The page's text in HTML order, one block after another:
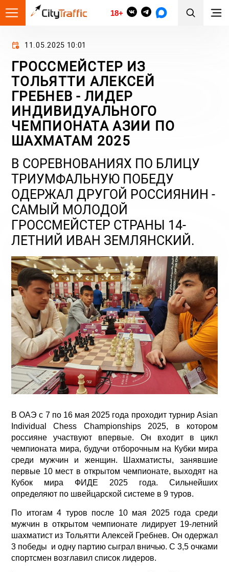
18+
11.05.2025 10:01
ГРОССМЕЙСТЕР ИЗ
ТОЛЬЯТТИ АЛЕКСЕЙ
ГРЕБНЕВ - ЛИДЕР
ИНДИВИДУАЛЬНОГО
ЧЕМПИОНАТА АЗИИ ПО
ШАХМАТАМ 2025
В СОРЕВНОВАНИЯХ ПО БЛИЦУ
ТРИУМФАЛЬНУЮ ПОБЕДУ
ОДЕРЖАЛ ДРУГОЙ РОССИЯНИН -
САМЫЙ МОЛОДОЙ
ГРОССМЕЙСТЕР СТРАНЫ 14-
ЛЕТНИЙ ИВАН ЗЕМЛЯНСКИЙ.
В ОАЭ с 7 по 16 мая 2025 года проходит турнир Asian
Individual Chess Championships 2025, в котором
россияне участвуют впервые. Он входит в цикл
чемпионата мира, будучи отборочным на Кубки мира
среди мужчин и женщин. Шахматисты, занявшие
первые 10 мест в открытом чемпионате, выходят на
Кубок мира ФИДЕ 2025 года. Сильнейших
определяют по швейцарской системе в 9 туров.
По итогам 4 туров после 10 мая 2025 года среди
мужчин в открытом чемпионате лидирует 19-летний
шахматист из Тольятти Алексей Гребнев. Он одержал
3 победы и одну партию сыграл вничью. С 3,5 очками
спортсмен возглавил список лидеров.